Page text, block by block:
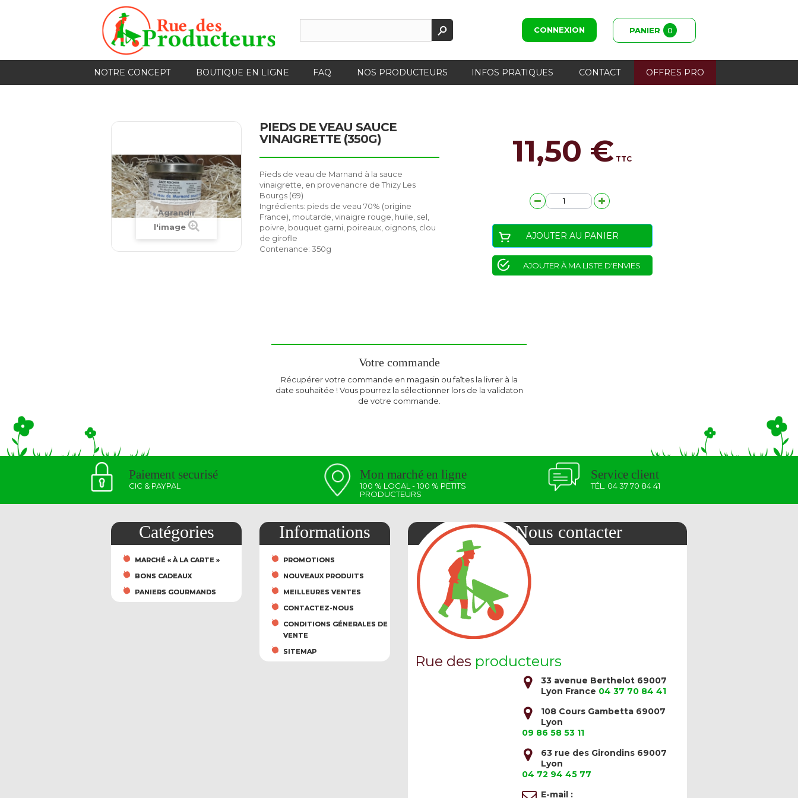
CONNEXION PANIER 0
NOTRE CONCEPT BOUTIQUE EN LIGNE FAQ NOS PRODUCTEURS INFOS PRATIQUES CONTACT OFFRES PRO
Agrandir
l'image
PIEDS DE VEAU SAUCE
VINAIGRETTE (350G)
Pieds de veau de Marnand à la sauce
vinaigrette, en provenancre de Thizy Les
Bourgs (69)
Ingrédients: pieds de veau 70% (origine
France), moutarde, vinaigre rouge, huile, sel,
poivre, bouquet garni, poireaux, oignons, clou
de girofle
Contenance: 350g
11,50 € TTC
AJOUTER AU PANIER
AJOUTER À MA LISTE D'ENVIES
Votre commande
Récupérer votre commande en magasin ou faîtes la livrer à la
date souhaitée ! Vous pourrez la sélectionner lors de la validaton
de votre commande.
Paiement securisé
CIC & PAYPAL
Mon marché en ligne
100 % LOCAL - 100 % PETITS
PRODUCTEURS
Service client
TÉL. 04 37 70 84 41
Catégories
MARCHÉ « À LA CARTE »
BONS CADEAUX
PANIERS GOURMANDS
Informations
PROMOTIONS
NOUVEAUX PRODUITS
MEILLEURES VENTES
CONTACTEZ-NOUS
CONDITIONS GÉNERALES DE
VENTE
SITEMAP
Nous contacter
Rue des producteurs
33 avenue Berthelot 69007
Lyon France 04 37 70 84 41
108 Cours Gambetta 69007
Lyon
09 86 58 53 11
63 rue des Girondins 69007
Lyon
04 72 94 45 77
E-mail :